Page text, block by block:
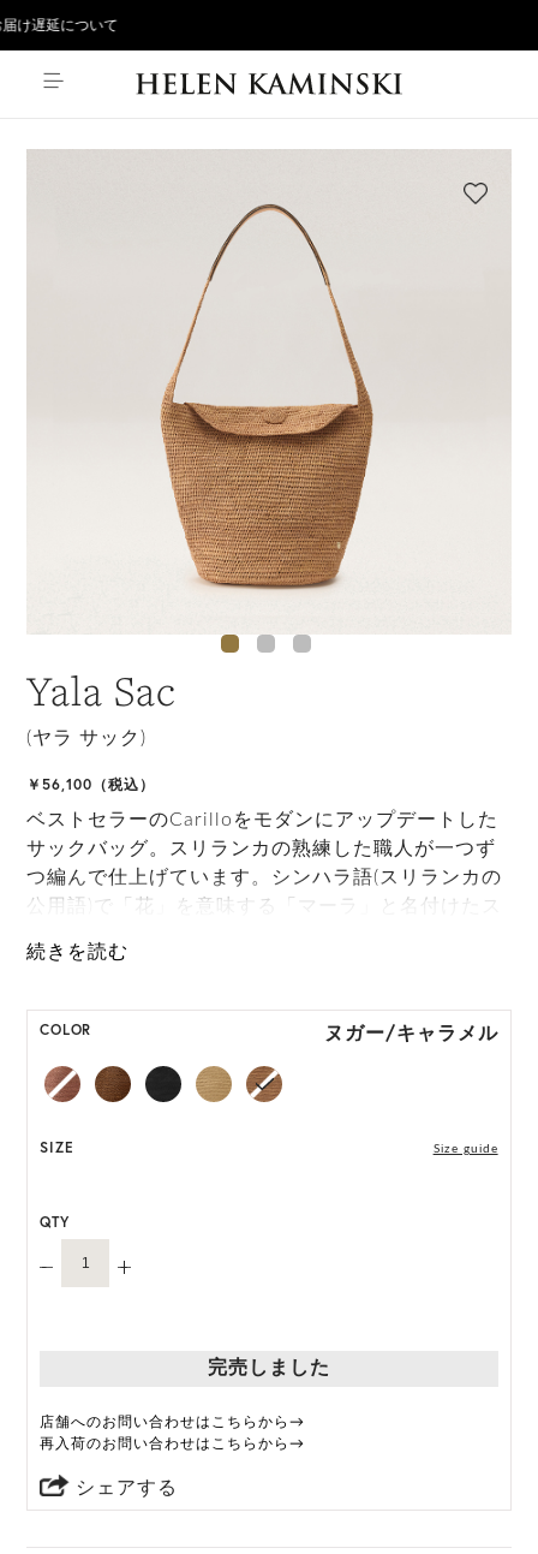
遅延について
Yala Sac
(ヤラ サック)
￥56,100（税込）
ベストセラーのCarilloをモダンにアップデートした
サックバッグ。スリランカの熟練した職人が一つず
つ編んで仕上げています。シンハラ語(スリランカの
公用語)で「花」を意味する「マーラ」と名付けたス
ーのパッチがあしらわれています。開口部にはマグ
ュな印象です。
*天然素材を用いたハンドメイドのため、サイズ・色
には個体差がございます。
COLOR ヌガー/キャラメル
SIZE Size guide
QTY
完売しました
店舗へのお問い合わせはこちらから→
再入荷のお問い合わせはこちらから→
シェアする